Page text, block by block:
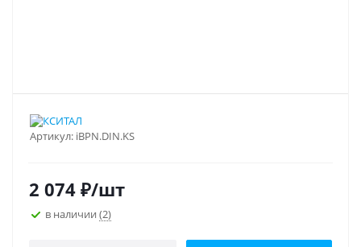
Артикул: iBPN.DIN.KS
2 074 ₽/шт
в наличии (2)